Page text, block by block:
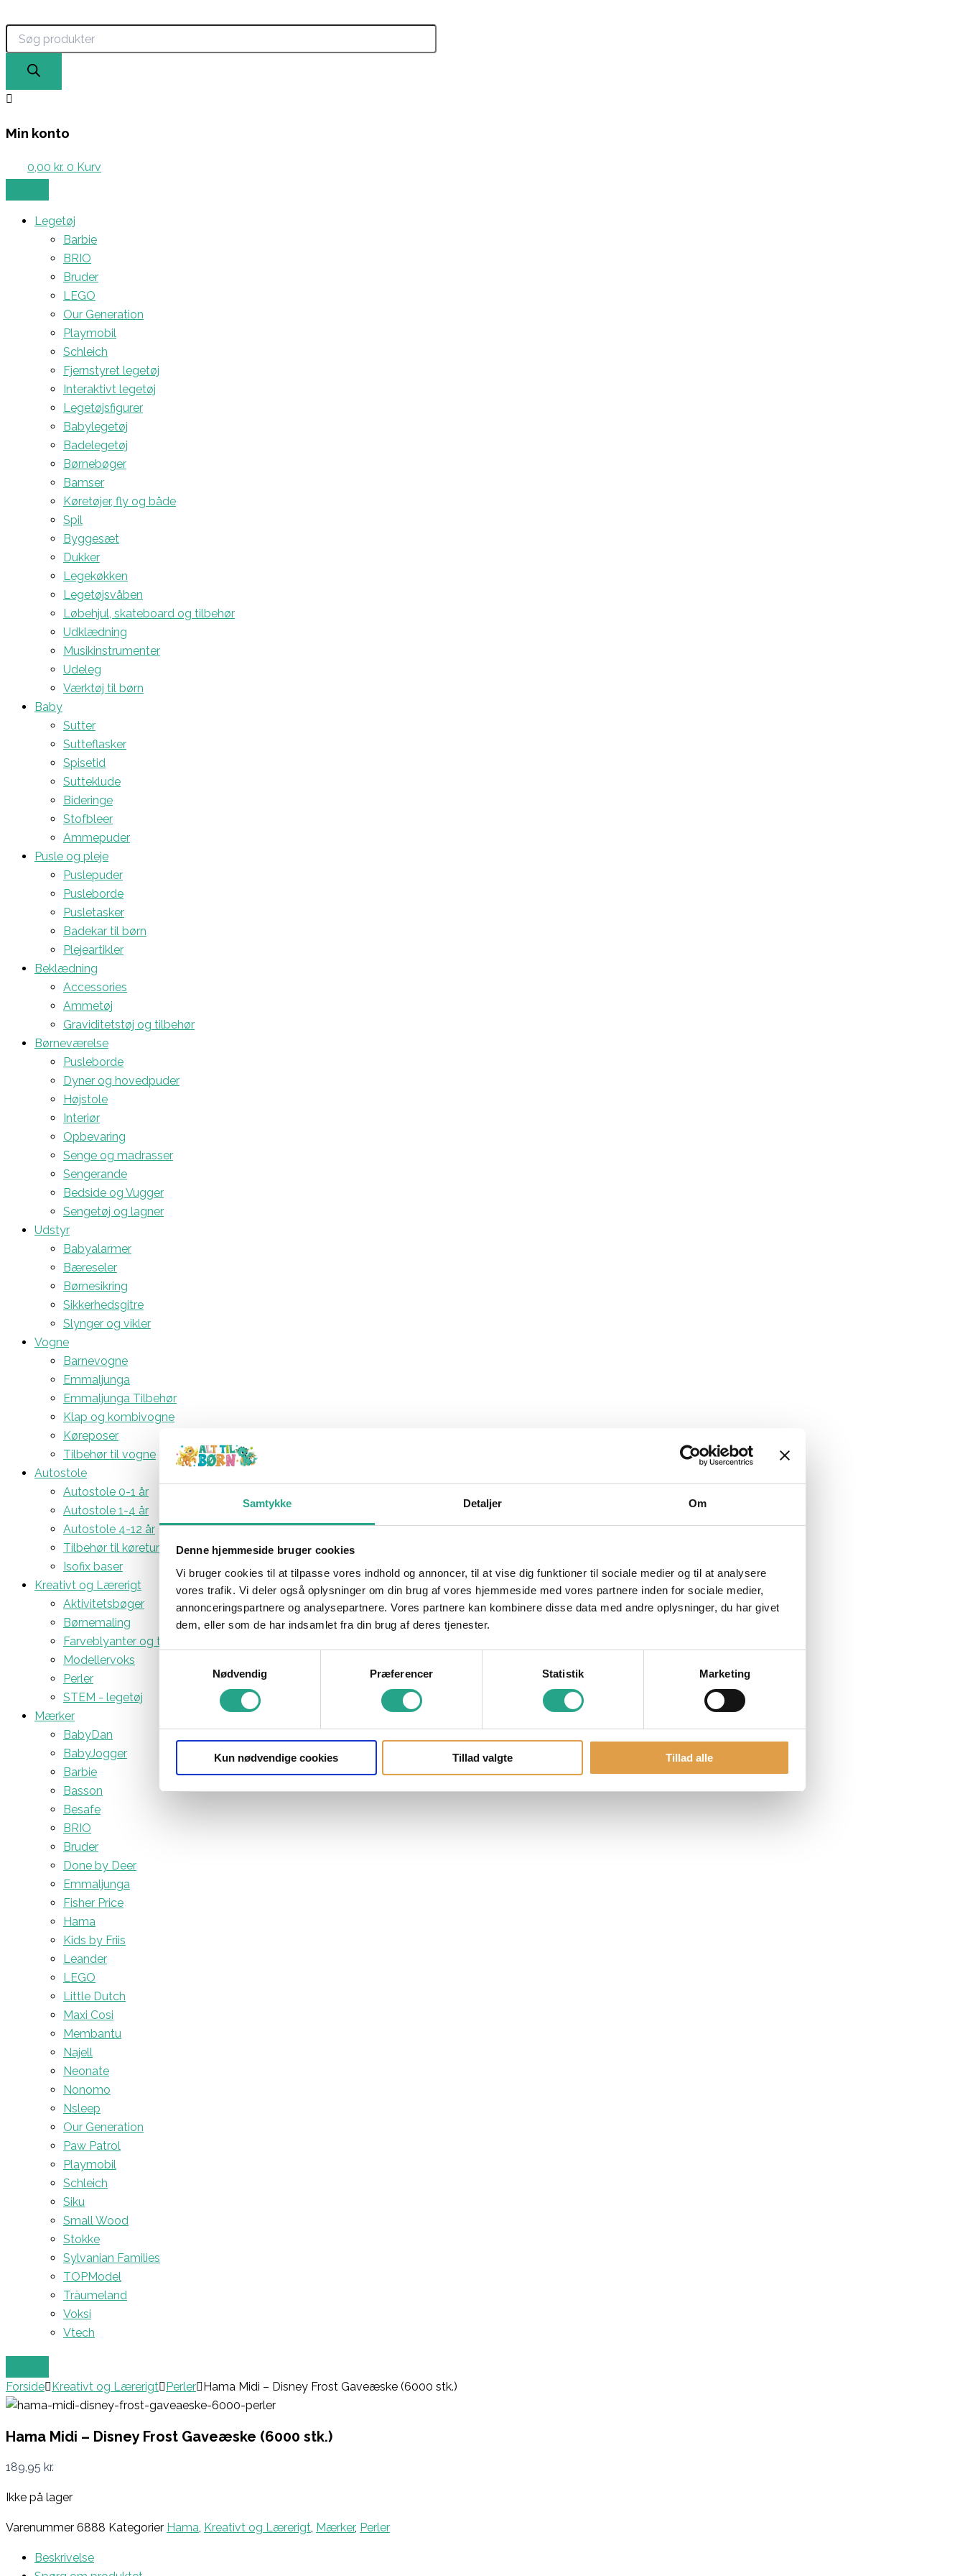
Samtykke Detaljer Om
Denne hjemmeside bruger cookies
Vi bruger cookies til at tilpasse vores indhold og annoncer, til at vise dig funktioner til sociale medier og til at analysere
vores trafik. Vi deler også oplysninger om din brug af vores hjemmeside med vores partnere inden for sociale medier,
annonceringspartnere og analysepartnere. Vores partnere kan kombinere disse data med andre oplysninger, du har givet
dem, eller som de har indsamlet fra din brug af deres tjenester.
Nødvendig
Præferencer Statistik Marketing
Kun nødvendige cookies Tillad valgte Tillad alle
til
indholdet
Min konto
0,00 kr. 0 Kurv
Legetøj
Barbie
BRIO
Bruder
LEGO
Our Generation
Playmobil
Schleich
Fjernstyret legetøj
Interaktivt legetøj
Legetøjsfigurer
Babylegetøj
Badelegetøj
Børnebøger
Bamser
Køretøjer, fly og både
Spil
Byggesæt
Dukker
Legekøkken
Legetøjsvåben
Løbehjul, skateboard og tilbehør
Udklædning
Musikinstrumenter
Udeleg
Værktøj til børn
Baby
Sutter
Sutteflasker
Spisetid
Sutteklude
Bideringe
Stofbleer
Ammepuder
Pusle og pleje
Puslepuder
Pusleborde
Pusletasker
Badekar til børn
Plejeartikler
Beklædning
Accessories
Ammetøj
Graviditetstøj og tilbehør
Børneværelse
Pusleborde
Dyner og hovedpuder
Højstole
Interiør
Opbevaring
Senge og madrasser
Sengerande
Bedside og Vugger
Sengetøj og lagner
Udstyr
Babyalarmer
Bæreseler
Børnesikring
Sikkerhedsgitre
Slynger og vikler
Vogne
Barnevogne
Emmaljunga
Emmaljunga Tilbehør
Klap og kombivogne
Køreposer
Tilbehør til vogne
Autostole
Autostole 0-1 år
Autostole 1-4 år
Autostole 4-12 år
Tilbehør til køreturen
Isofix baser
Kreativt og Lærerigt
Aktivitetsbøger
Børnemaling
Farveblyanter og tuscher
Modellervoks
Perler
STEM - legetøj
Mærker
BabyDan
BabyJogger
Barbie
Basson
Besafe
BRIO
Bruder
Done by Deer
Emmaljunga
Fisher Price
Hama
Kids by Friis
Leander
LEGO
Little Dutch
Maxi Cosi
Membantu
Najell
Neonate
Nonomo
Nsleep
Our Generation
Paw Patrol
Playmobil
Schleich
Siku
Small Wood
Stokke
Sylvanian Families
TOPModel
Träumeland
Voksi
Vtech
Forside Kreativt og Lærerigt Perler Hama Midi – Disney Frost Gaveæske (6000 stk.)
Hama Midi – Disney Frost Gaveæske (6000 stk.)
189,95 kr.
Ikke på lager
Varenummer 6888 Kategorier Hama, Kreativt og Lærerigt, Mærker, Perler
Beskrivelse